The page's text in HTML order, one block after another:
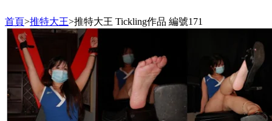
首頁>推特大王>推特大王 Tickling作品 編號171